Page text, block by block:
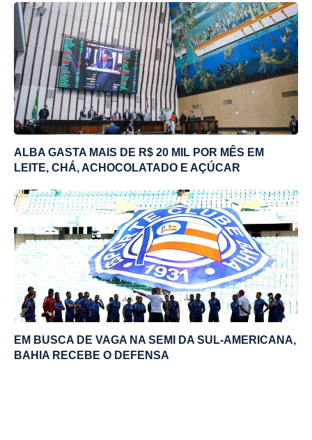
ALBA GASTA MAIS DE R$ 20 MIL POR MÊS EM
LEITE, CHÁ, ACHOCOLATADO E AÇÚCAR
EM BUSCA DE VAGA NA SEMI DA SUL-AMERICANA,
BAHIA RECEBE O DEFENSA